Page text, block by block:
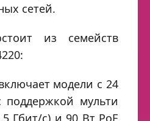
сетей.
из семейств
модели с 24
мульти
Гбит/с) и 90 Вт PoE